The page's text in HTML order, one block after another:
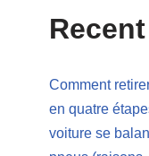
Comment
en quatre
voiture se